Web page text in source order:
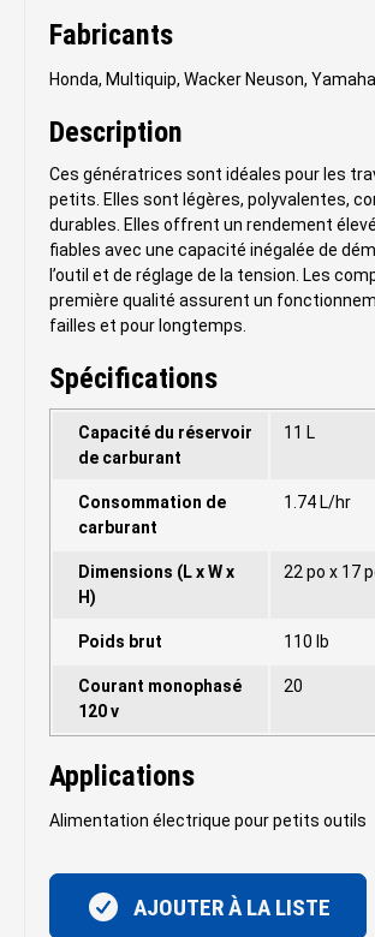
Fabricants
Honda, Multiquip, Wacker Neuson, Yamaha
Description
Ces génératrices sont idéales pour les
petits. Elles sont légères, polyvalentes,
durables. Elles offrent un rendement
fiables avec une capacité inégalée de
l’outil et de réglage de la tension. Les
première qualité assurent un
failles et pour longtemps.
Spécifications
Capacité du réservoir
de carburant
11 L
Consommation de
carburant
1.74 L/hr
Dimensions (L x W x
H)
22 po x 17
Poids brut 110 lb
Courant monophasé
120 v
20
Applications
Alimentation électrique pour petits outils
AJOUTER À LA LISTE